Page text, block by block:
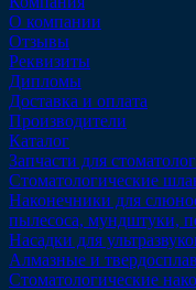
О компании
Отзывы
Реквизиты
Дипломы
Доставка и оплата
Производители
Каталог
Запчасти для
Стоматологические
Наконечники для
пылесоса, мундштуки,
Насадки для
Алмазные и
Стоматологические